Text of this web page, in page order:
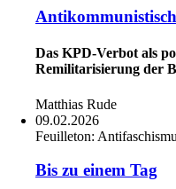
Das KPD-Verbot als
Remilitarisierung der
Matthias Rude
09.02.2026
Feuilleton:
Bis zu einem Tag